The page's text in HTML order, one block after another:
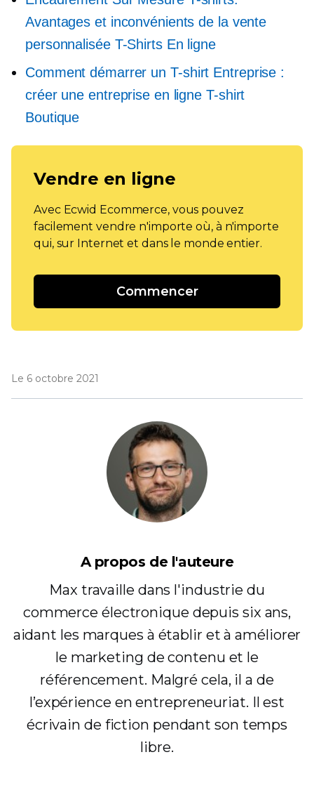
Avantages et inconvénients de la vente
personnalisée T-ShirtsEn ligne
Comment démarrer un T-shirt Entreprise :
créer une entreprise en ligne T-shirt
Boutique
Vendre en ligne
Avec Ecwid Ecommerce, vous pouvez
facilement vendre n'importe où, à n'importe
qui, sur Internet et dans le monde entier.
Commencer
Le 6 octobre 2021
A propos de l'auteure
Max travaille dans l'industrie du
commerce électronique depuis six ans,
aidant les marques à établir et à améliorer
le marketing de contenu et le
référencement. Malgré cela, il a de
l’expérience en entrepreneuriat. Il est
écrivain de fiction pendant son temps
libre.